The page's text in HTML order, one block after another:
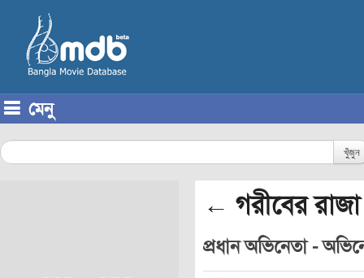
মেনু
খুঁজুন
← গরীবের
প্রধান অভিনেতা -